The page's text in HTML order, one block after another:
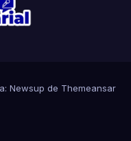
Newsup de Themeansar